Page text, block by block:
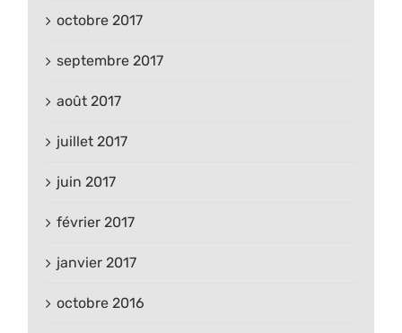
octobre 2017
septembre 2017
août 2017
juillet 2017
juin 2017
février 2017
janvier 2017
octobre 2016